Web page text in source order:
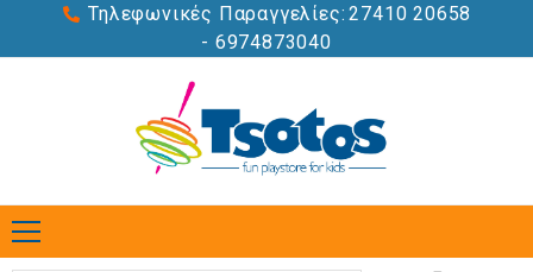
Τηλεφωνικές Παραγγελίες: 27410 20658
- 6974873040